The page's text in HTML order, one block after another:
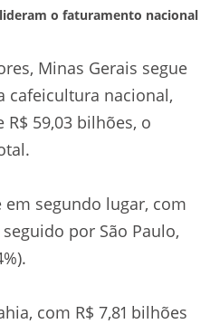
o faturamento nacional
Minas Gerais segue
cafeicultura nacional,
59,03 bilhões, o
em segundo lugar, com
seguido por São Paulo,
com R$ 7,81 bilhões